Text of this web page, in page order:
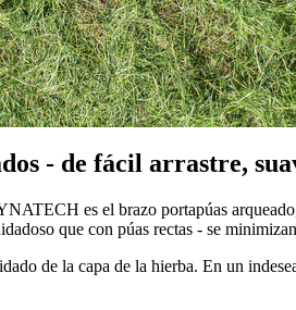
- de fácil arrastre,
es el brazo portapúas
que con púas rectas - se
de la capa de la hierba. En un